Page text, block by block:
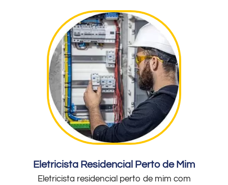
Eletricista Residencial Perto de Mim
Eletricista residencial perto de mim com